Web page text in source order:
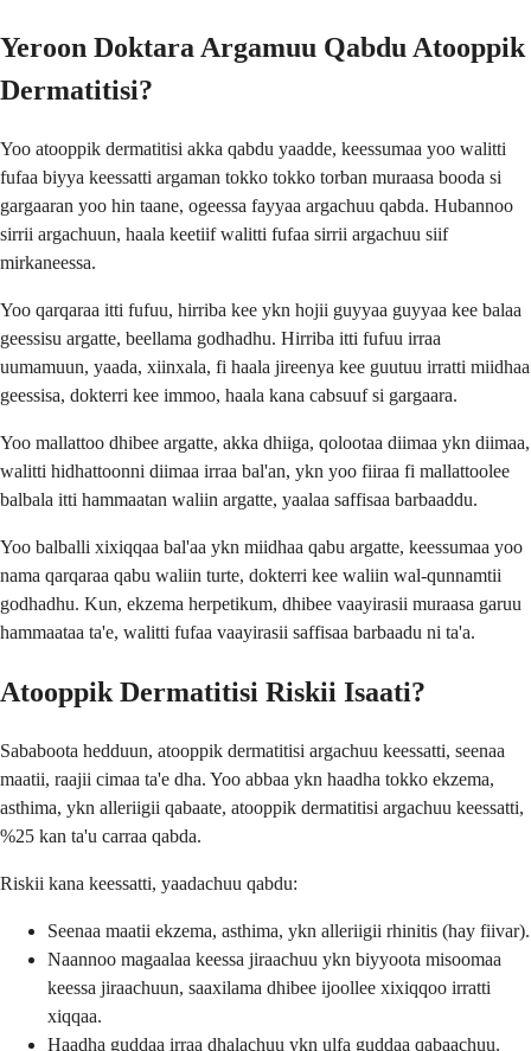
Yeroon Doktara Argamuu Qabdu Atooppik
Dermatitisi?
Yoo atooppik dermatitisi akka qabdu yaadde, keessumaa yoo walitti
fufaa biyya keessatti argaman tokko tokko torban muraasa booda si
gargaaran yoo hin taane, ogeessa fayyaa argachuu qabda. Hubannoo
sirrii argachuun, haala keetiif walitti fufaa sirrii argachuu siif
mirkaneessa.
Yoo qarqaraa itti fufuu, hirriba kee ykn hojii guyyaa guyyaa kee balaa
geessisu argatte, beellama godhadhu. Hirriba itti fufuu irraa
uumamuun, yaada, xiinxala, fi haala jireenya kee guutuu irratti miidhaa
geessisa, dokterri kee immoo, haala kana cabsuuf si gargaara.
Yoo mallattoo dhibee argatte, akka dhiiga, qolootaa diimaa ykn diimaa,
walitti hidhattoonni diimaa irraa bal'an, ykn yoo fiiraa fi mallattoolee
balbala itti hammaatan waliin argatte, yaalaa saffisaa barbaaddu.
Yoo balballi xixiqqaa bal'aa ykn miidhaa qabu argatte, keessumaa yoo
nama qarqaraa qabu waliin turte, dokterri kee waliin wal-qunnamtii
godhadhu. Kun, ekzema herpetikum, dhibee vaayirasii muraasa garuu
hammaataa ta'e, walitti fufaa vaayirasii saffisaa barbaadu ni ta'a.
Atooppik Dermatitisi Riskii Isaati?
Sababoota hedduun, atooppik dermatitisi argachuu keessatti, seenaa
maatii, raajii cimaa ta'e dha. Yoo abbaa ykn haadha tokko ekzema,
asthima, ykn alleriigii qabaate, atooppik dermatitisi argachuu keessatti,
%25 kan ta'u carraa qabda.
Riskii kana keessatti, yaadachuu qabdu:
Seenaa maatii ekzema, asthima, ykn alleriigii rhinitis (hay fiivar).
Naannoo magaalaa keessa jiraachuu ykn biyyoota misoomaa
keessa jiraachuun, saaxilama dhibee ijoollee xixiqqoo irratti
xiqqaa.
Haadha guddaa irraa dhalachuu ykn ulfa guddaa qabaachuu.